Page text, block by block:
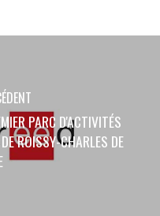
PARC D'ACTIVITÉS
ROISSY-CHARLES DE